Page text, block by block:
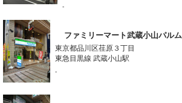
-
ファミリーマート武蔵小山パル
東京都品川区荏原３丁目
東急目黒線 武蔵小山駅
-